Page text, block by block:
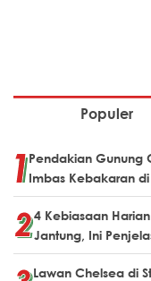
Populer
Pendakian Gunung
Imbas Kebakaran
4 Kebiasaan
Jantung, Ini
Lawan Chelsea di